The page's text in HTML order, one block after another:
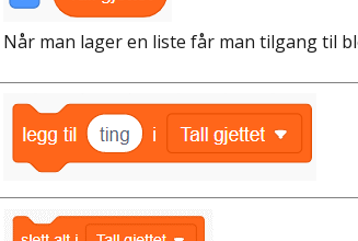
Når man lager en liste får man tilgang til